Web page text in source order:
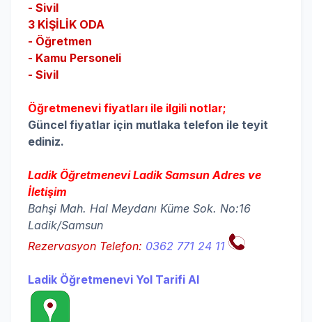
- Sivil
3 KİŞİLİK ODA
- Öğretmen
- Kamu Personeli
- Sivil
Öğretmenevi fiyatları ile ilgili notlar;
Güncel fiyatlar için mutlaka telefon ile teyit
ediniz.
Ladik Öğretmenevi Ladik Samsun Adres ve
İletişim
Bahşi Mah. Hal Meydanı Küme Sok. No:16
Ladik/Samsun
Rezervasyon Telefon: 0362 771 24 11
Ladik Öğretmenevi Yol Tarifi Al